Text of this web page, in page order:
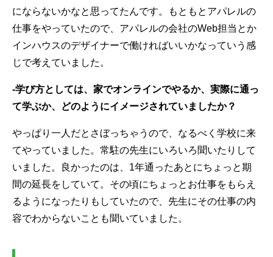
にならないかなと思ってたんです。もともとアパレルの
仕事をやっていたので、アパレルの会社のWeb担当とか
インハウスのデザイナーで働ければいいかなっていう感
じで考えていました。
-学び方としては、家でオンラインでやるか、実際に通っ
て学ぶか、どのようにイメージされていましたか？
やっぱり一人だとさぼっちゃうので、なるべく学校に来
てやっていました。常駐の先生にいろいろ聞いたりして
いました。良かったのは、1年通ったあとにちょっと期
間の延長をしていて。その頃にちょっとお仕事をもらえ
るようになったりもしていたので、先生にその仕事の内
容でわからないことも聞いていました。